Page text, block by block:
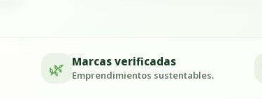
🌿 Marcas verificadas
Emprendimientos sustentables.